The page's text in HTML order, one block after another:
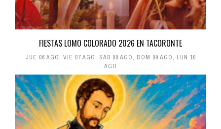
FIESTAS LOMO COLORADO 2026 EN TACORONTE
JUE 06 AGO, VIE 07 AGO, SÁB 08 AGO, DOM 09 AGO, LUN 10
AGO